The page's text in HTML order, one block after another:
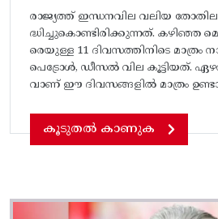
രാജ്യത്ത് ഇന്ധനവില വലിയ
ദ്ധിച്ചുകൊണ്ടിരിക്കുന്നത്. കഴിഞ്ഞ
രെയുള്ള 11 ദിവസത്തിനിടെ
പെട്രോൾ, ഡീസൽ വില കൂട്ടിയത്.
വാണ് ഈ ദിവസങ്ങളിൽ മാത്രം
കൂടുതൽ കാണുക